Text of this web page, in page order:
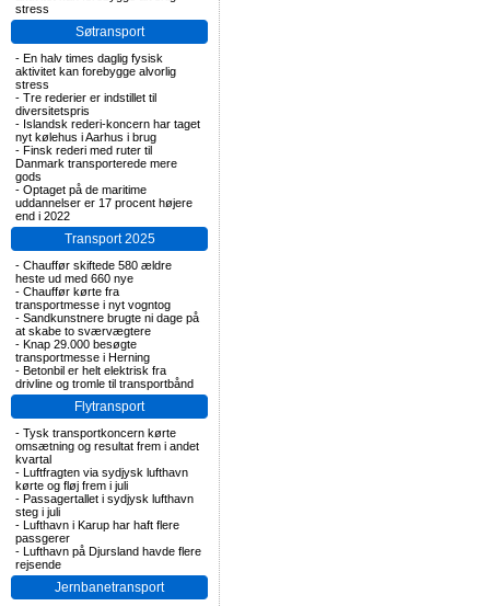
stress
Søtransport
- En halv times daglig fysisk
aktivitet kan forebygge alvorlig
stress
- Tre rederier er indstillet til
diversitetspris
- Islandsk rederi-koncern har taget
nyt kølehus i Aarhus i brug
- Finsk rederi med ruter til
Danmark transporterede mere
gods
- Optaget på de maritime
uddannelser er 17 procent højere
end i 2022
Transport 2025
- Chauffør skiftede 580 ældre
heste ud med 660 nye
- Chauffør kørte fra
transportmesse i nyt vogntog
- Sandkunstnere brugte ni dage på
at skabe to sværvægtere
- Knap 29.000 besøgte
transportmesse i Herning
- Betonbil er helt elektrisk fra
drivline og tromle til transportbånd
Flytransport
- Tysk transportkoncern kørte
omsætning og resultat frem i andet
kvartal
- Luftfragten via sydjysk lufthavn
kørte og fløj frem i juli
- Passagertallet i sydjysk lufthavn
steg i juli
- Lufthavn i Karup har haft flere
passgerer
- Lufthavn på Djursland havde flere
rejsende
Jernbanetransport